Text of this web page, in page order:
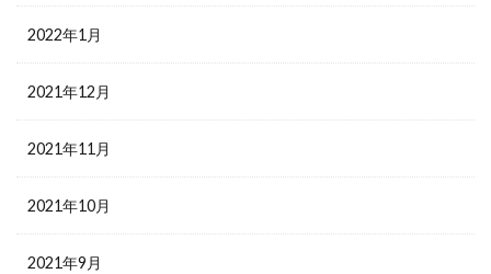
2022年1月
2021年12月
2021年11月
2021年10月
2021年9月